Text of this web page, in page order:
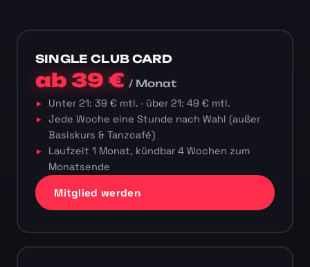
SINGLE CLUB CARD
ab 39 €/ Monat
Unter 21: 39 € mtl. · über 21: 49 € mtl.
Jede Woche eine Stunde nach Wahl (außer
Basiskurs & Tanzcafé)
Laufzeit 1 Monat, kündbar 4 Wochen zum
Monatsende
Mitglied werden